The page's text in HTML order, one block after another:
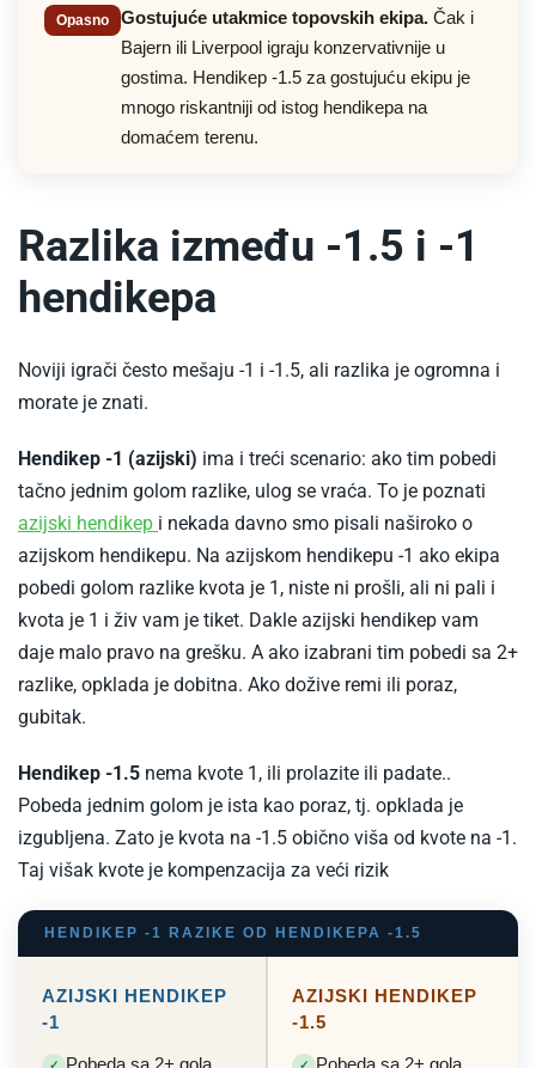
Opasno Gostujuće utakmice topovskih ekipa. Čak i
Bajern ili Liverpool igraju konzervativnije u
gostima. Hendikep -1.5 za gostujuću ekipu je
mnogo riskantniji od istog hendikepa na
domaćem terenu.
Razlika između -1.5 i -1
hendikepa
Noviji igrači često mešaju -1 i -1.5, ali razlika je ogromna i
morate je znati.
Hendikep -1 (azijski) ima i treći scenario: ako tim pobedi
tačno jednim golom razlike, ulog se vraća. To je poznati
azijski hendikep -
Azijski
hendikep
i nekada davno smo pisali naširoko o
azijskom hendikepu. Na azijskom hendikepu -1 ako ekipa
pobedi golom razlike kvota je 1, niste ni prošli, ali ni pali i
kvota je 1 i živ vam je tiket. Dakle azijski hendikep vam
daje malo pravo na grešku. A ako izabrani tim pobedi sa 2+
razlike, opklada je dobitna. Ako dožive remi ili poraz,
gubitak.
Hendikep -1.5 nema kvote 1, ili prolazite ili padate..
Pobeda jednim golom je ista kao poraz, tj. opklada je
izgubljena. Zato je kvota na -1.5 obično viša od kvote na -1.
Taj višak kvote je kompenzacija za veći rizik
HENDIKEP -1 RAZIKE OD HENDIKEPA -1.5
AZIJSKI HENDIKEP
-1
✓
AZIJSKI HENDIKEP
-1.5
✓